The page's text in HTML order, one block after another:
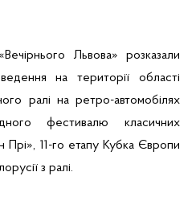
Львова» розказали
на території області
ралі на ретро-автомобілях
фестивалю класичних
Прі», 11-го етапу Кубка Європи
з ралі.